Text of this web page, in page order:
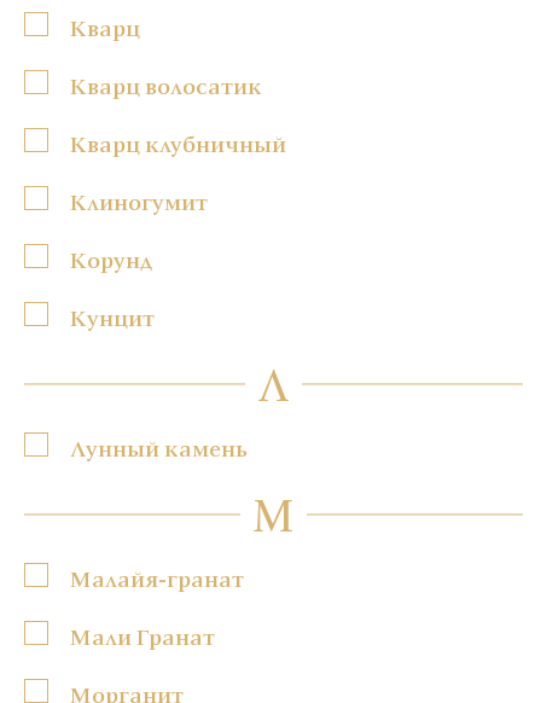
Кварц
Кварц волосатик
Кварц клубничный
Клиногумит
Корунд
Кунцит
Л
Лунный камень
М
Малайя-гранат
Мали Гранат
Морганит